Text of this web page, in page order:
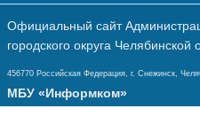
Официальный сайт
городского округа Челябинской
456770 Российская Федерация, г. Снежинск,
МБУ «Информком»